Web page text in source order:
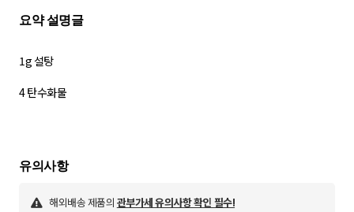
요약 설명글
1g 설탕
4 탄수화물
유의사항
해외배송 제품의 관부가세 유의사항 확인 필수!